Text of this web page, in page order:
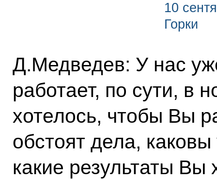
10
Горки
Д.Медведев: У нас
работает, по сути, в
хотелось, чтобы Вы
обстоят дела,
какие результаты Вы